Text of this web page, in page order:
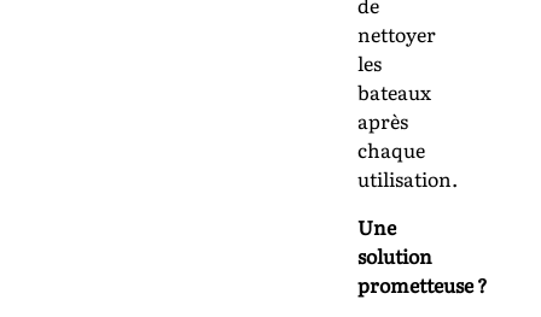
nettoyer
les
bateaux
après
chaque
utilisation.
Une
solution
prometteuse ?